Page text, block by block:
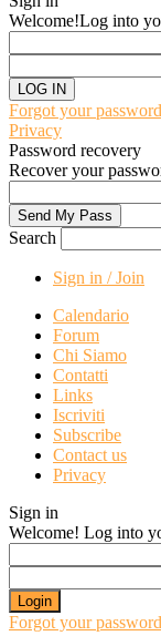
Welcome!Log into
Forgot your
Privacy
Password recovery
Recover your
Search
Sign in / Join
Calendario
Forum
Chi Siamo
Contatti
Links
Iscriviti
Subscribe
Contact us
Privacy
Sign in
Welcome! Log into
Forgot your